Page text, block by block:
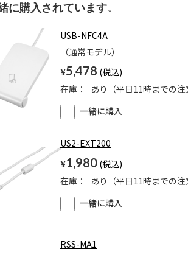
に購入されています↓
USB-NFC4A
（通常モデル）
¥5,478
在庫：
あり（平日11時までの注
一緒に購入
US2-EXT200
¥1,980
在庫：
あり（平日11時までの注
一緒に購入
RSS-MA1